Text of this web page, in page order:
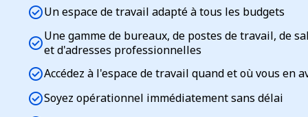
check_circleUn espace de travail adapté à tous les budgets
check_circleUne gamme de bureaux, de postes de travail, de
et d'adresses professionnelles
check_circleAccédez à l'espace de travail quand et où vous en
check_circleSoyez opérationnel immédiatement sans délai